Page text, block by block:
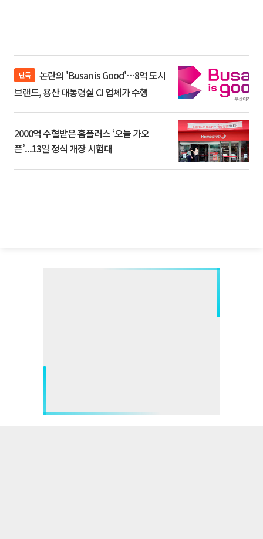
단독
브랜드, 용산 대통령실 CI 업체가 수행
2000억 수혈받은 홈플러스 ‘오늘 가오
픈’...13일 정식 개장 시험대